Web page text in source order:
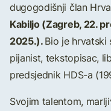
dugogodišnji član
Kabiljo (Zagreb, 22.
2025.).Bio je hrvatski
pijanist, tekstopisac,
predsjednik HDS-a
Svojim talentom,